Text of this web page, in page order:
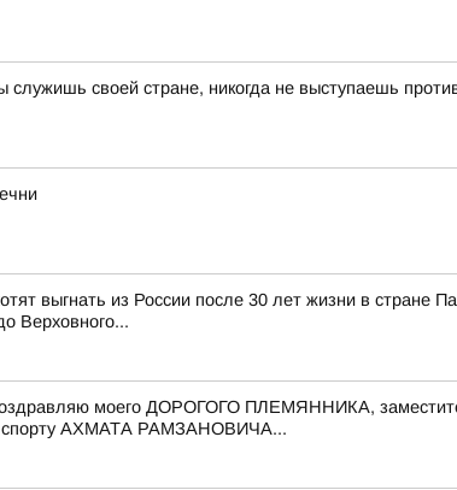
своей стране, никогда не выступаешь
выгнать из России после 30 лет жизни в стране
Верховного...
моего ДОРОГОГО ПЛЕМЯННИКА,
и спорту АХМАТА РАМЗАНОВИЧА...